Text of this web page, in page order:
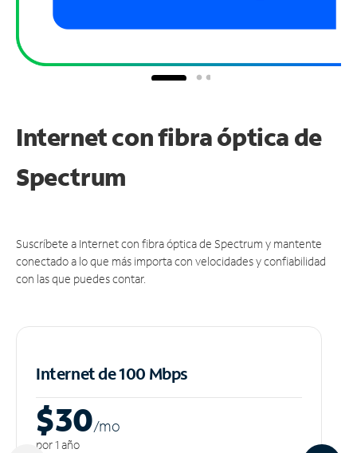
Internet con fibra óptica de
Spectrum
Suscríbete a Internet con fibra óptica de Spectrum y mantente
conectado a lo que más importa con velocidades y confiabilidad
con las que puedes contar.
Internet de 100 Mbps
$30/mo
por 1 año